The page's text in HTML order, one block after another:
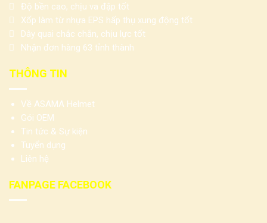
Độ bền cao, chịu va đập tốt
Xốp làm từ nhựa EPS hấp thụ xung động tốt
Dây quai chắc chắn, chịu lực tốt
Nhận đơn hàng 63 tỉnh thành
THÔNG TIN
Về ASAMA Helmet
Gói OEM
Tin tức & Sự kiện
Tuyển dụng
Liên hệ
FANPAGE FACEBOOK